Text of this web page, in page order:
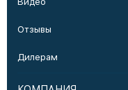
Отзывы
Дилерам